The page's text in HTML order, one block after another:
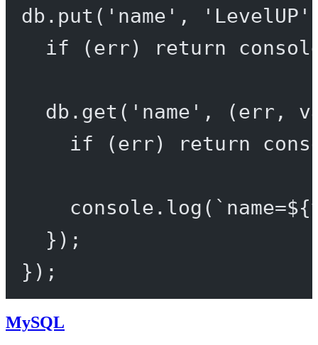
db. put ( 'name' , 'LevelUP'
if (err) return
db. get ( 'name' , (err ,
if (err) return
console. log ( `name=${
});
});
MySQL